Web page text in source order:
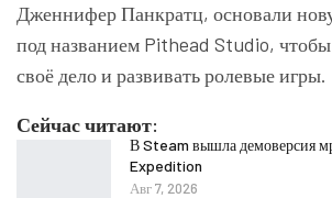
Дженнифер Панкратц, основали
под названием Pithead Studio,
своё дело и развивать ролевые игры.
Сейчас читают:
В Steam вышла демоверсия
Expedition
Авг 7, 2026